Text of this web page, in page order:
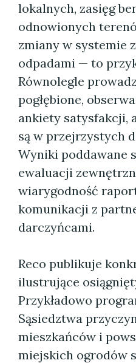
lokalnych, zasięg
odnowionych
zmiany w systemie
odpadami — to
Równolegle
pogłębione,
ankiety satysfakcji,
są w przejrzystych
Wyniki poddawane
ewaluacji
wiarygodność
komunikacji z
darczyńcami.
Reco publikuje
ilustrujące
Przykładowo
Sąsiedztwa
mieszkańców i
miejskich ogrodów